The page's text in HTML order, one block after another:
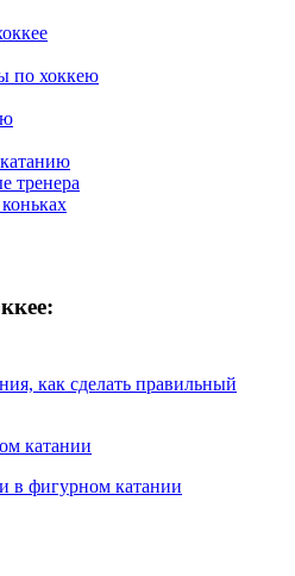
по хоккею
тренера
как сделать правильный
катании
в фигурном катании